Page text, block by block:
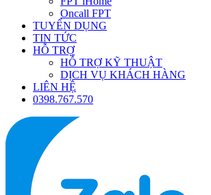
Oncall FPT
TUYỂN DỤNG
TIN TỨC
HỖ TRỢ
HỖ TRỢ KỸ THUẬT
DỊCH VỤ KHÁCH HÀNG
LIÊN HỆ
0398.767.570